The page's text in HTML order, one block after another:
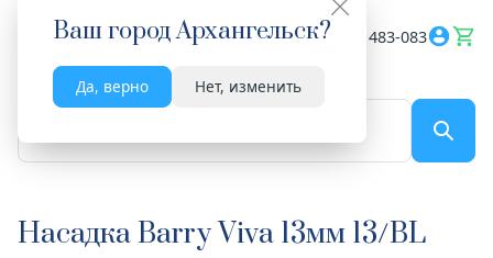
Ваш городАрхангельск?
Да, верно Нет, изменить
Весь сайт 8182 483-083
Насадка Barry Viva 13мм 13/BL